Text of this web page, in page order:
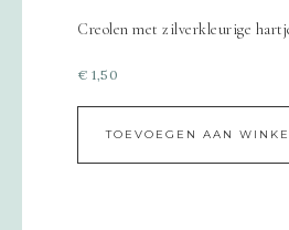
Creolen met zilverkleurige
€ 1,50
TOEVOEGEN AAN